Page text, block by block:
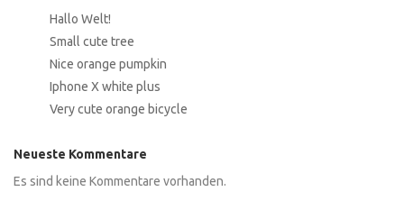
Hallo Welt!
Small cute tree
Nice orange pumpkin
Iphone X white plus
Very cute orange bicycle
Neueste Kommentare
Es sind keine Kommentare vorhanden.